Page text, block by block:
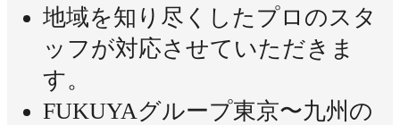
地域を知り尽くしたプロのスタ
ッフが対応させていただきま
す。
FUKUYAグループ東京〜九州の